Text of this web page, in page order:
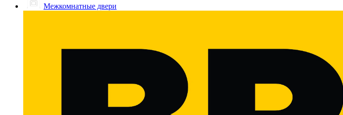
Межкомнатные двери